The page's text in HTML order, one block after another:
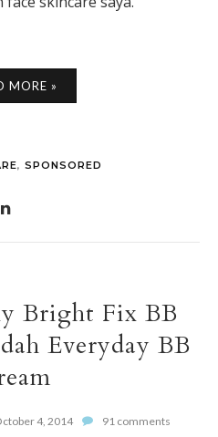
MORE »
, SPONSORED
Bright Fix BB
Everyday BB
4, 2014 91 comments